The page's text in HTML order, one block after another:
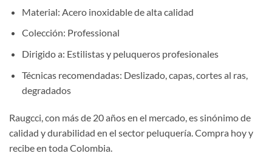
Material: Acero inoxidable de alta calidad
Colección: Professional
Dirigido a: Estilistas y peluqueros profesionales
Técnicas recomendadas: Deslizado, capas, cortes al ras,
degradados
Raugcci, con más de 20 años en el mercado, es sinónimo de
calidad y durabilidad en el sector peluquería. Compra hoy y
recibe en toda Colombia.